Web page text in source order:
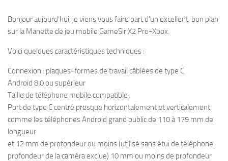
Bonjour aujourd’hui, je viens vous faire part d’un excellent bon plan
sur la Manette de jeu mobile GameSir X2 Pro-Xbox.
Voici quelques caractéristiques techniques :
Connexion : plaques-formes de travail câblées de type C
Android 8.0 ou supérieur
Taille de téléphone mobile compatible :
Port de type C centré presque horizontalement et verticalement
comme les téléphones Android grand publicde 110 à 179 mm de
longueur
et 12 mm de profondeur ou moins (utilisé sans étui de téléphone,
profondeur de la caméra exclue) 10 mm ou moins de profondeur